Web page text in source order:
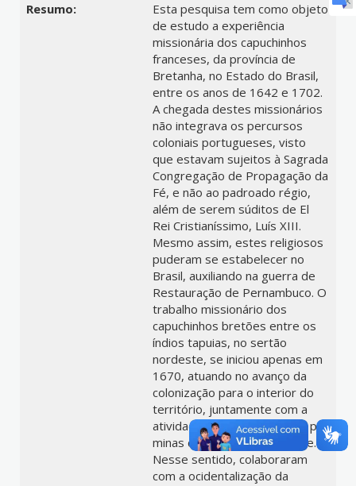
Resumo:
Esta pesquisa tem como objeto
de estudo a experiência
missionária dos capuchinhos
franceses, da província de
Bretanha, no Estado do Brasil,
entre os anos de 1642 e 1702.
A chegada destes missionários
não integrava os percursos
coloniais portugueses, visto
que estavam sujeitos à Sagrada
Congregação de Propagação da
Fé, e não ao padroado régio,
além de serem súditos de El
Rei Cristianíssimo, Luís XIII.
Mesmo assim, estes religiosos
puderam se estabelecer no
Brasil, auxiliando na guerra de
Restauração de Pernambuco. O
trabalho missionário dos
capuchinhos bretões entre os
índios tapuias, no sertão
nordeste, se iniciou apenas em
1670, atuando no avanço da
colonização para o interior do
território, juntamente com a
atividade pecuária e a busca por
minas de ouro, prata e salitre.
Nesse sentido, colaboraram
com a ocidentalização da